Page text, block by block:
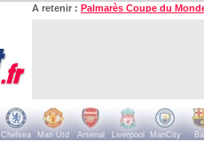
A retenir : Palmarès Coupe du
Chelsea Man Utd Arsenal Liverpool ManCity